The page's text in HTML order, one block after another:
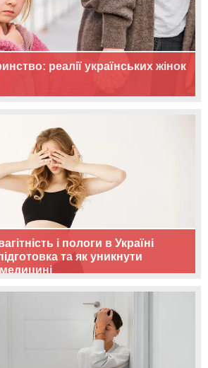
реалії українських жінок
і пологи в Україні
та як уникнути